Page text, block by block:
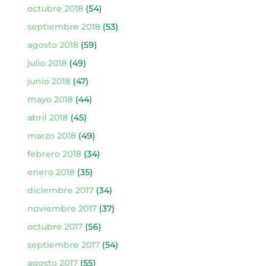
octubre 2018(54)
septiembre 2018(53)
agosto 2018(59)
julio 2018(49)
junio 2018(47)
mayo 2018(44)
abril 2018(45)
marzo 2018(49)
febrero 2018(34)
enero 2018(35)
diciembre 2017(34)
noviembre 2017(37)
octubre 2017(56)
septiembre 2017(54)
agosto 2017(55)